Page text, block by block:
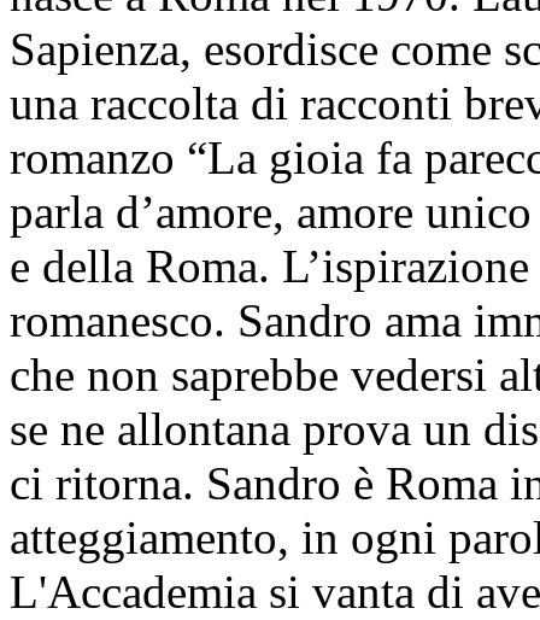
Sapienza, esordisce come
una raccolta di racconti
romanzo “La gioia fa
parla d’amore, amore
e della Roma.
romanesco. Sandro ama
che non saprebbe vedersi
se ne allontana prova un
ci ritorna. Sandro è Roma
atteggiamento, in ogni
L'Accademia si vanta di